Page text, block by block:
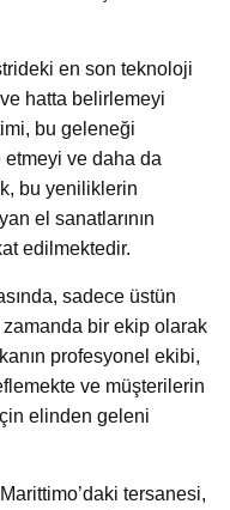
en son teknoloji
hatta belirlemeyi
bu geleneği
ve daha da
bu yeniliklerin
el sanatlarının
edilmektedir.
sadece üstün
zamanda bir ekip olarak
profesyonel ekibi,
ve müşterilerin
elinden geleni
tersanesi,